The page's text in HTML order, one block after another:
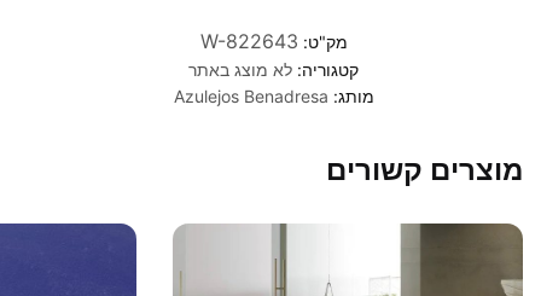
מק"ט: W-822643
קטגוריה: לא מוצג באתר
מותג: Azulejos Benadresa
מוצרים קשורים